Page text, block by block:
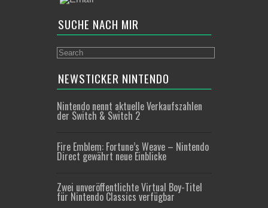
SUCHE NACH MIR
NEWSTICKER NINTENDO
Nintendo nennt aktuelle Verkaufszahlen
der Switch & Switch 2
Fire Emblem: Fortune’s Weave – Nintendo
Direct gewährt neue Einblicke
Zwei unveröffentlichte Virtual Boy-Titel
für Nintendo Classics verfügbar